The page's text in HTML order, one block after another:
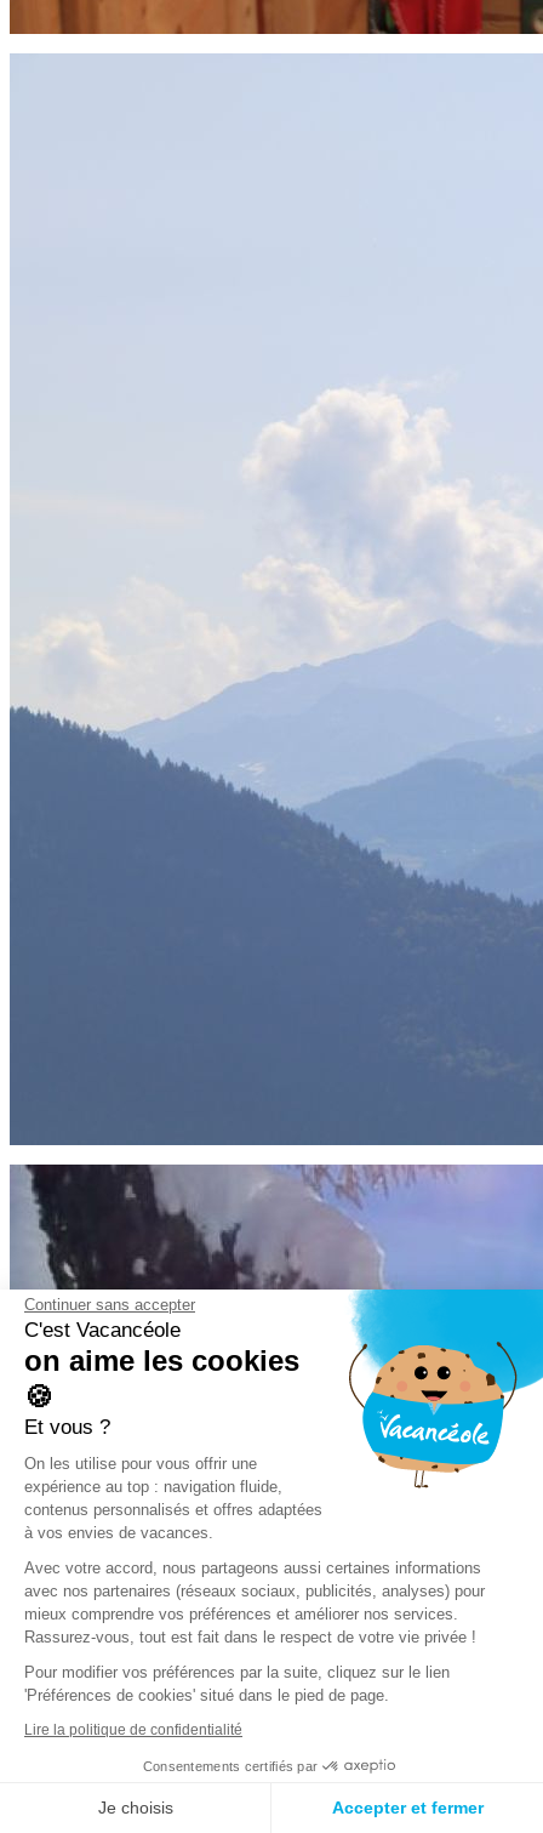
Continuer sans accepter
C'est Vacancéole
on aime les cookies
🍪
Et vous ?
On les utilise pour vous offrir une
expérience au top : navigation fluide,
contenus personnalisés et offres adaptées
à vos envies de vacances.
Avec votre accord, nous partageons aussi certaines informations
avec nos partenaires (réseaux sociaux, publicités, analyses) pour
mieux comprendre vos préférences et améliorer nos services.
Rassurez-vous, tout est fait dans le respect de votre vie privée !
Pour modifier vos préférences par la suite, cliquez sur le lien
'Préférences de cookies' situé dans le pied de page.
Lire la politique de confidentialité
Consentements certifiés par
Je choisis Accepter et fermer